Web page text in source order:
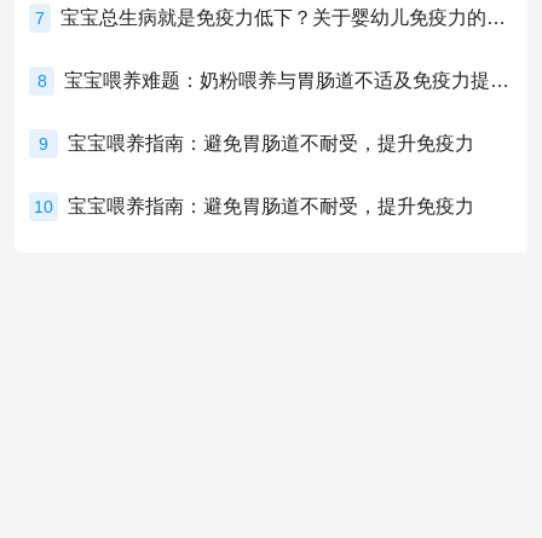
7 宝宝总生病就是免疫力低下？关于婴幼儿免疫力的真相，家长必须了解！
8 宝宝喂养难题：奶粉喂养与胃肠道不适及免疫力提升的奥秘
9 宝宝喂养指南：避免胃肠道不耐受，提升免疫力
10 宝宝喂养指南：避免胃肠道不耐受，提升免疫力